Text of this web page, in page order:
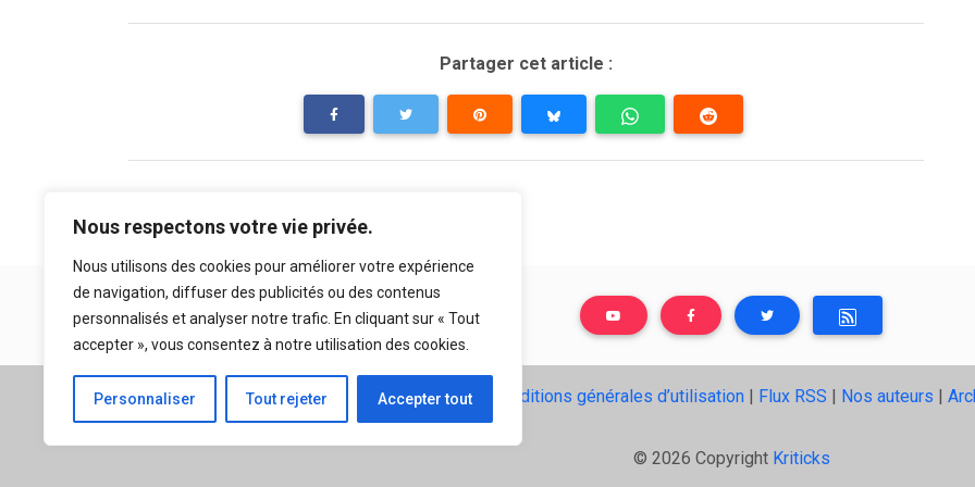
Nous respectons votre vie privée.
Nous utilisons des cookies pour améliorer votre expérience
de navigation, diffuser des publicités ou des contenus
personnalisés et analyser notre trafic. En cliquant sur « Tout
accepter », vous consentez à notre utilisation des cookies.
Personnaliser Tout rejeter Accepter tout
Partager cet article :
A propos Mentions légales Conditions générales d’utilisation| Flux RSS | Nos auteurs |
© 2026 Copyright Kriticks